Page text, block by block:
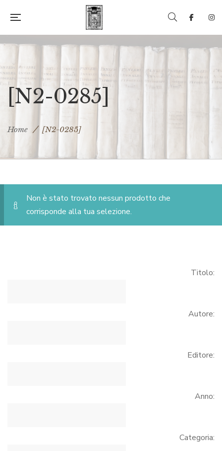
[N2-0285]
Home [N2-0285]
Non è stato trovato nessun prodotto che
corrisponde alla tua selezione.
Titolo:
Autore:
Editore:
Anno:
Categoria: